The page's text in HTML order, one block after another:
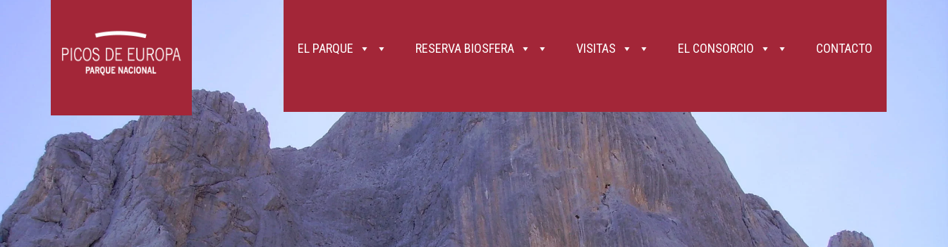
dificultad. Las mochilas portabebés o los petos frontales permiten su transporte, pero valora posibles daños si te caes. 13. Picos de Europa es un macizo calizo y que presenta muy fuertes desniveles que, en ocasiones,
caen directamente encima de las Rutas. Así como la roca caliza es durísima, es frágil ante el ataque del ácido débil que forman el agua de lluvia y el CO2 de la atmósfera. Se forman así grietas que llevan a la
del Cares, además, están prohibidas las correas extensibles y la correa fija no puede medir más de 1,20 metros. 15. El uso de bicicletas de todo tipo, hoy por hoy, está restringido a las carreteras y a las muy limitadas
pistas permitidas para la circulación de vehículos a motor. Por tanto, no pueden circular ni campo a través, ni por senderos, ni, por supuesto, por la Ruta del Cares . ¡Se precavido, cuida de tu persona y ayuda a los
demás!
EL PARQUE RESERVA BIOSFERA VISITAS EL CONSORCIO CONTACTO